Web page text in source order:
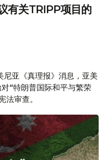
有关TRIPP项目的
尼亚《真理报》消息，亚美
“特朗普国际和平与繁荣
法审查。